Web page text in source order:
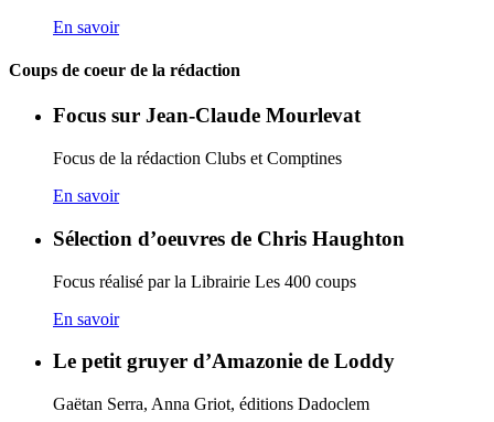
En savoir
Coups de coeur de la rédaction
Focus sur Jean-Claude Mourlevat
Focus de la rédaction Clubs et Comptines
En savoir
Sélection d’oeuvres de Chris Haughton
Focus réalisé par la Librairie Les 400 coups
En savoir
Le petit gruyer d’Amazonie de Loddy
Gaëtan Serra, Anna Griot, éditions Dadoclem